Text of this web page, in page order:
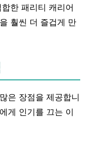
한 패리티 캐리어
훨씬 더 즐겁게 만
은 장점을 제공합니
게 인기를 끄는 이